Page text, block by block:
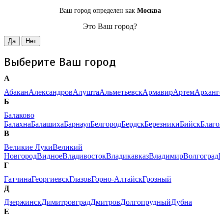
Ваш город определен как Москва
Это Ваш город?
Да Нет
Выберите Ваш город
А
АбаканАлександровАлуштаАльметьевскАрмавирАртем
Б
Балаково
БалахнаБалашихаБарнаулБелгородБердскБерезникиБийск
В
Великие ЛукиВеликий
НовгородВидноеВладивостокВладикавказВладимирВолгоград
Г
ГатчинаГеоргиевскГлазовГорно-АлтайскГрозный
Д
ДзержинскДимитровградДмитровДолгопрудныйДубна
Е